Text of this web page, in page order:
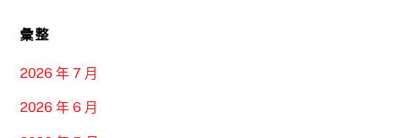
彙整
2026 年 7 月
2026 年 6 月